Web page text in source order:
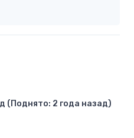
(Поднято: 2 года назад)